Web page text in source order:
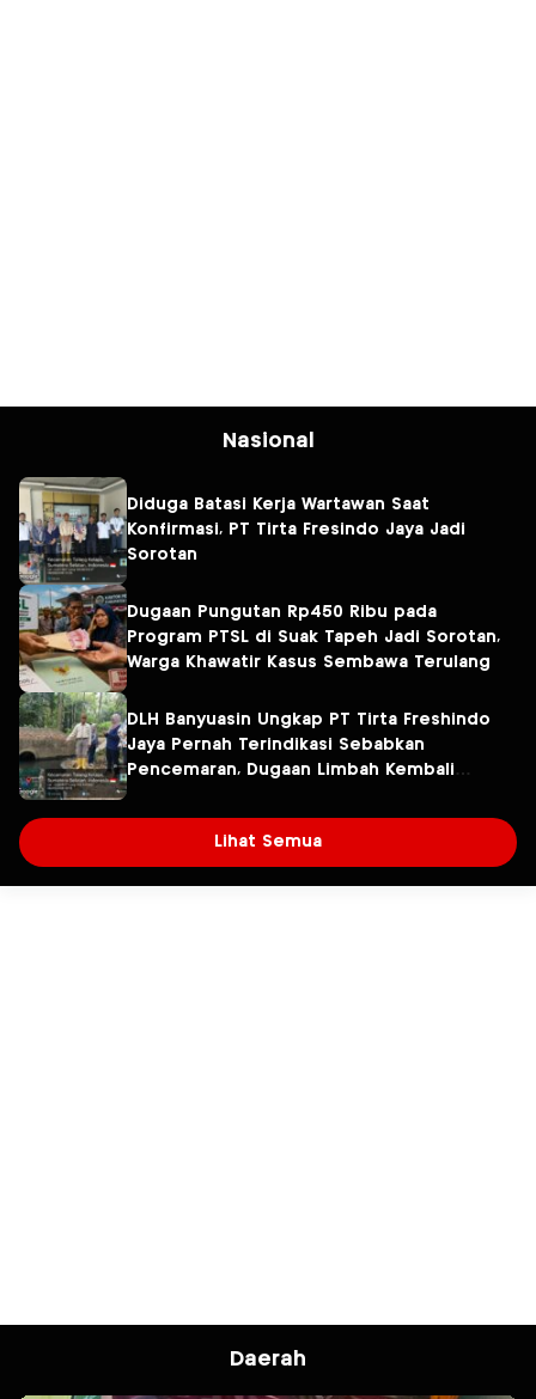
Nasional
Diduga Batasi Kerja Wartawan Saat
Konfirmasi, PT Tirta Fresindo Jaya Jadi
Sorotan
Dugaan Pungutan Rp450 Ribu pada
Program PTSL di Suak Tapeh Jadi Sorotan,
Warga Khawatir Kasus Sembawa Terulang
DLH Banyuasin Ungkap PT Tirta Freshindo
Jaya Pernah Terindikasi Sebabkan
Pencemaran, Dugaan Limbah Kembali
Lihat Semua
Daerah